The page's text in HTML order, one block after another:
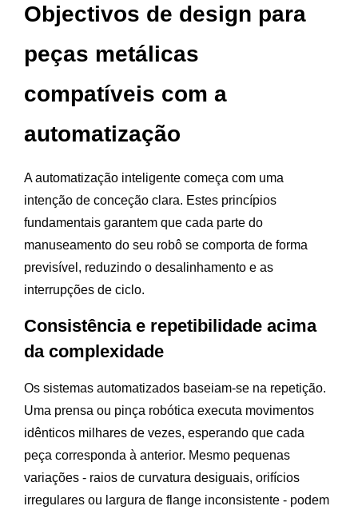
Objectivos de design para
peças metálicas
compatíveis com a
automatização
A automatização inteligente começa com uma
intenção de conceção clara. Estes princípios
fundamentais garantem que cada parte do
manuseamento do seu robô se comporta de forma
previsível, reduzindo o desalinhamento e as
interrupções de ciclo.
Consistência e repetibilidade acima
da complexidade
Os sistemas automatizados baseiam-se na repetição.
Uma prensa ou pinça robótica executa movimentos
idênticos milhares de vezes, esperando que cada
peça corresponda à anterior. Mesmo pequenas
variações - raios de curvatura desiguais, orifícios
irregulares ou largura de flange inconsistente - podem